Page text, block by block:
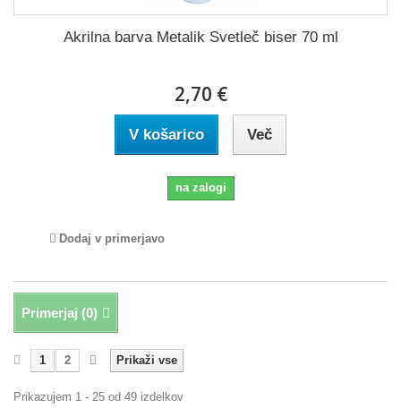
Akrilna barva Metalik Svetleč biser 70 ml
2,70 €
V košarico Več
na zalogi
Dodaj v primerjavo
Primerjaj (0)
Prikaži vse
1 2
Prikazujem 1 - 25 od 49 izdelkov